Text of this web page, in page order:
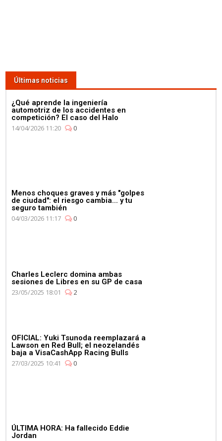
Últimas noticias
¿Qué aprende la ingeniería
automotriz de los accidentes en
competición? El caso del Halo
14/04/2026 11:20
0
Menos choques graves y más "golpes
de ciudad": el riesgo cambia... y tu
seguro también
04/03/2026 11:17
0
Charles Leclerc domina ambas
sesiones de Libres en su GP de casa
23/05/2025 18:01
2
OFICIAL: Yuki Tsunoda reemplazará a
Lawson en Red Bull; el neozelandés
baja a VisaCashApp Racing Bulls
27/03/2025 10:41
0
ÚLTIMA HORA: Ha fallecido Eddie
Jordan